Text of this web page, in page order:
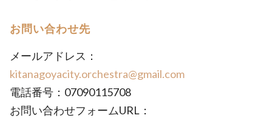
お問い合わせ先
メールアドレス：
kitanagoyacity.orchestra@gmail.com
電話番号：07090115708
お問い合わせフォームURL：